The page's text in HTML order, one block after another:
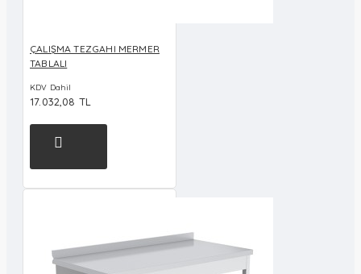
ÇALIŞMA TEZGAHI MERMER
TABLALI
KDV Dahil
17.032,08 TL